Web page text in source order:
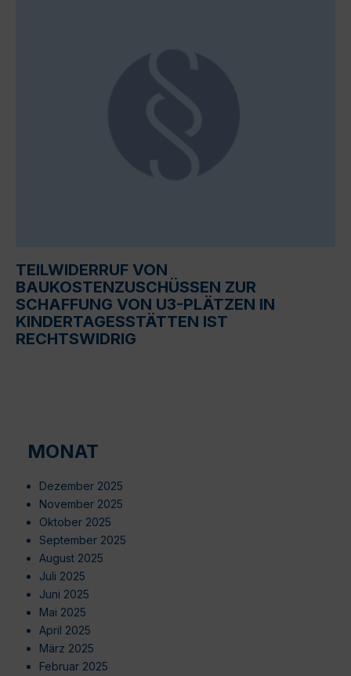
TEILWIDERRUF VON
BAUKOSTENZUSCHÜSSEN ZUR
SCHAFFUNG VON U3-PLÄTZEN IN
KINDERTAGESSTÄTTEN IST
RECHTSWIDRIG
MONAT
Dezember 2025
November 2025
Oktober 2025
September 2025
August 2025
Juli 2025
Juni 2025
Mai 2025
April 2025
März 2025
Februar 2025